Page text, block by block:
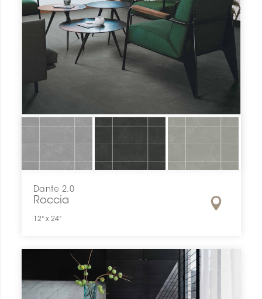
Dante 2.0
Roccia
12" x 24"